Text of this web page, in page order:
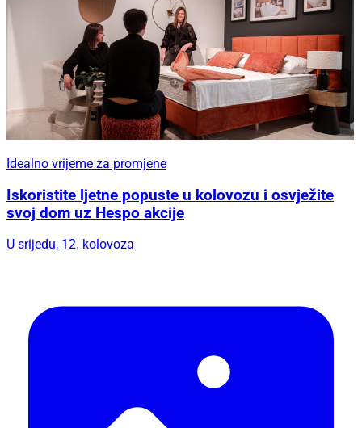
Idealno vrijeme za promjene
Iskoristite ljetne popuste u kolovozu i osvježite
svoj dom uz Hespo akcije
U srijedu, 12. kolovoza